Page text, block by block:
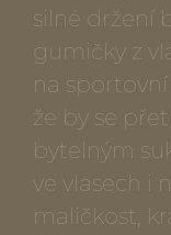
silné držení
gumičky z
na sportovní
že by se
bytelným
ve vlasech i
maličkost,